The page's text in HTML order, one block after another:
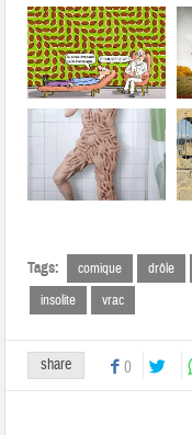
Tags: comique drôle
insolite
vrac
share 0